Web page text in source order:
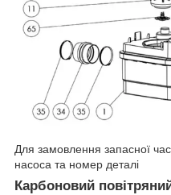
Для замовлення запасної
насоса та номер деталі
Карбоновий